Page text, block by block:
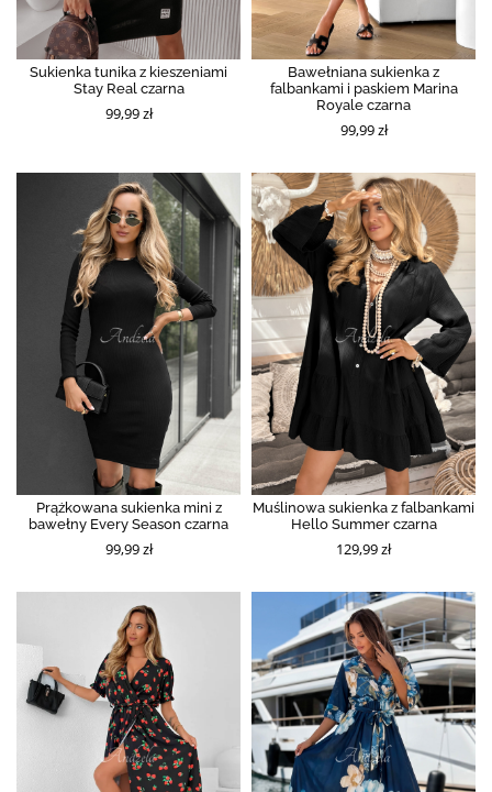
Sukienka tunika z kieszeniami
Stay Real czarna
99,99 zł
Bawełniana sukienka z
falbankami i paskiem Marina
Royale czarna
99,99 zł
Prążkowana sukienka mini z
bawełny Every Season czarna
99,99 zł
Muślinowa sukienka z falbankami
Hello Summer czarna
129,99 zł